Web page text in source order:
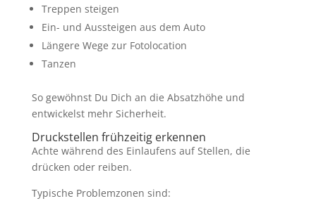
Treppen steigen
Ein- und Aussteigen aus dem Auto
Längere Wege zur Fotolocation
Tanzen
So gewöhnst Du Dich an die Absatzhöhe und
entwickelst mehr Sicherheit.
Druckstellen frühzeitig erkennen
Achte während des Einlaufens auf Stellen, die
drücken oder reiben.
Typische Problemzonen sind: